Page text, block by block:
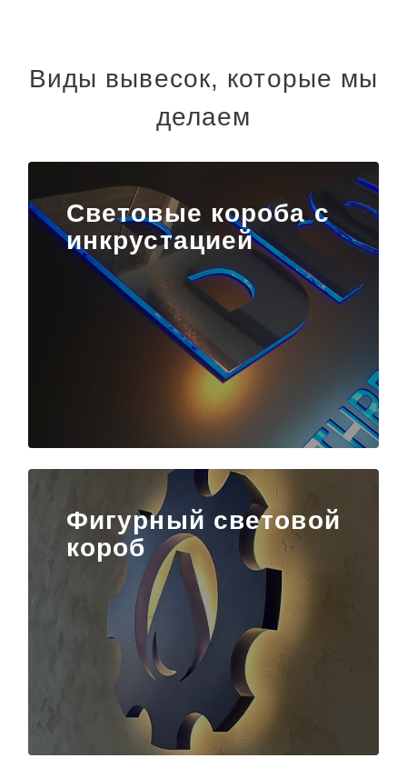
Виды вывесок, которые мы
делаем
Световые короба с
инкрустацией
Фигурный световой
короб